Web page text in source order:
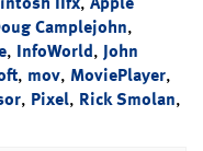
Camplejohn,
, InfoWorld, John
, mov, MoviePlayer,
, Pixel, Rick Smolan,